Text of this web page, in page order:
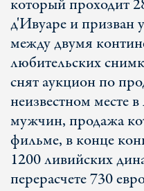
который проходит
д'Ивуаре и призван
между двумя
любительских
снят аукцион по
неизвестном месте
мужчин, продажа
фильме, в конце
1200 ливийских
перерасчете 730